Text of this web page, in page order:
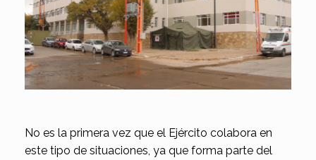
No es la primera vez que el Ejército colabora en
este tipo de situaciones, ya que forma parte del